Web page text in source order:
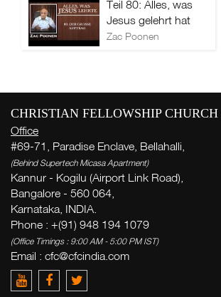
Teil 80: Alles, was
Jesus gelehrt hat
Zac Poonen
CHRISTIAN FELLOWSHIP CHURCH
Office
#69-71, Paradise Enclave, Bellahalli,
(Behind Supertech Micasa Apartment)
Kannur - Kogilu (Airport Link Road),
Bangalore - 560 064,
Karnataka, INDIA.
Phone : +(91) 948 194 1079
(Office Timings : 9:00 AM - 5:00 PM IST)
Email : cfc@cfcindia.com